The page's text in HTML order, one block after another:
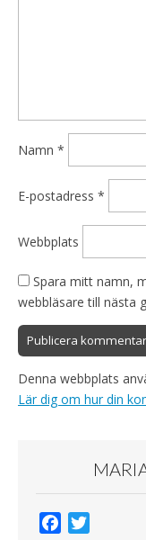
Namn *
E-postadress *
Webbplats
Spara mitt namn,
webbläsare till nästa
Denna webbplats
Lär dig om hur din